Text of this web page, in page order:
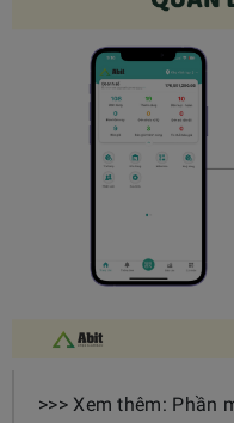
>>> Xem thêm: Phần